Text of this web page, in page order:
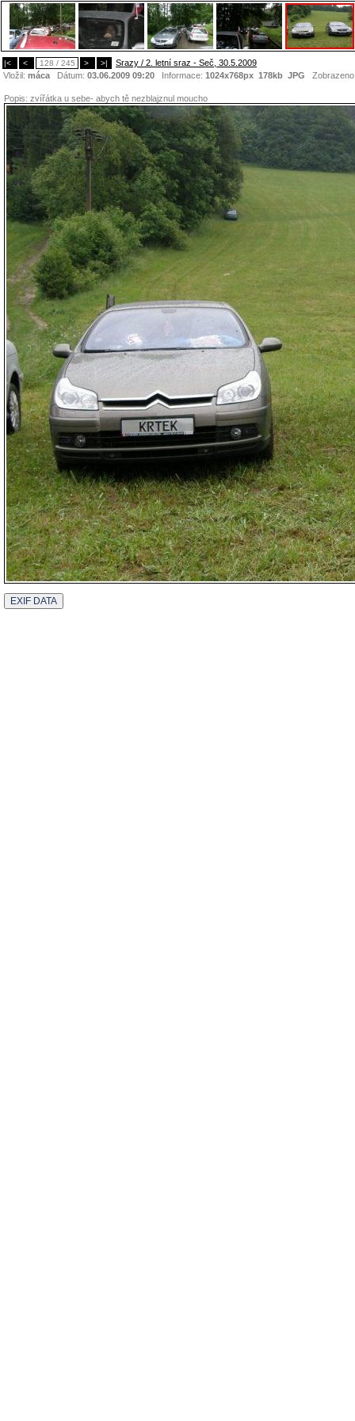
|< < 128 / 245 > >|
Srazy / 2. letní sraz - Seč, 30.5.2009
Vložil: máca Dátum: 03.06.2009 09:20 Informace: 1024x768px 178kb JPG
Popis: zvířátka u sebe- abych tě nezblajznul moucho